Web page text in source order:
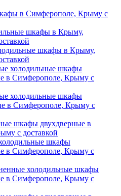
в Симферополе, Крыму с
шкафы в Крыму,
шкафы в Крыму,
холодильные шкафы
в Симферополе, Крыму с
холодильные шкафы
в Симферополе, Крыму с
шкафы двухдверные в
с доставкой
шкафы
в Симферополе, Крыму с
холодильные шкафы
в Симферополе, Крыму с